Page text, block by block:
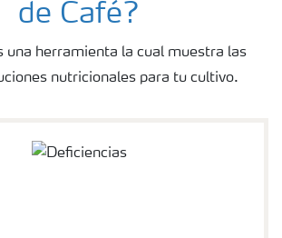
de Café?
una herramienta la cual muestra las
nutricionales para tu cultivo.